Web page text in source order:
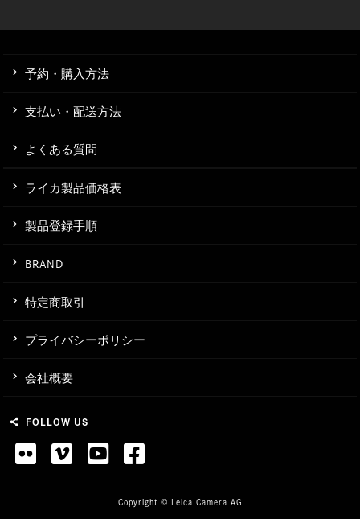
予約・購入方法
支払い・配送方法
よくある質問
ライカ製品価格表
製品登録手順
BRAND
特定商取引
プライバシーポリシー
会社概要
share FOLLOW US
Copyright © Leica Camera AG